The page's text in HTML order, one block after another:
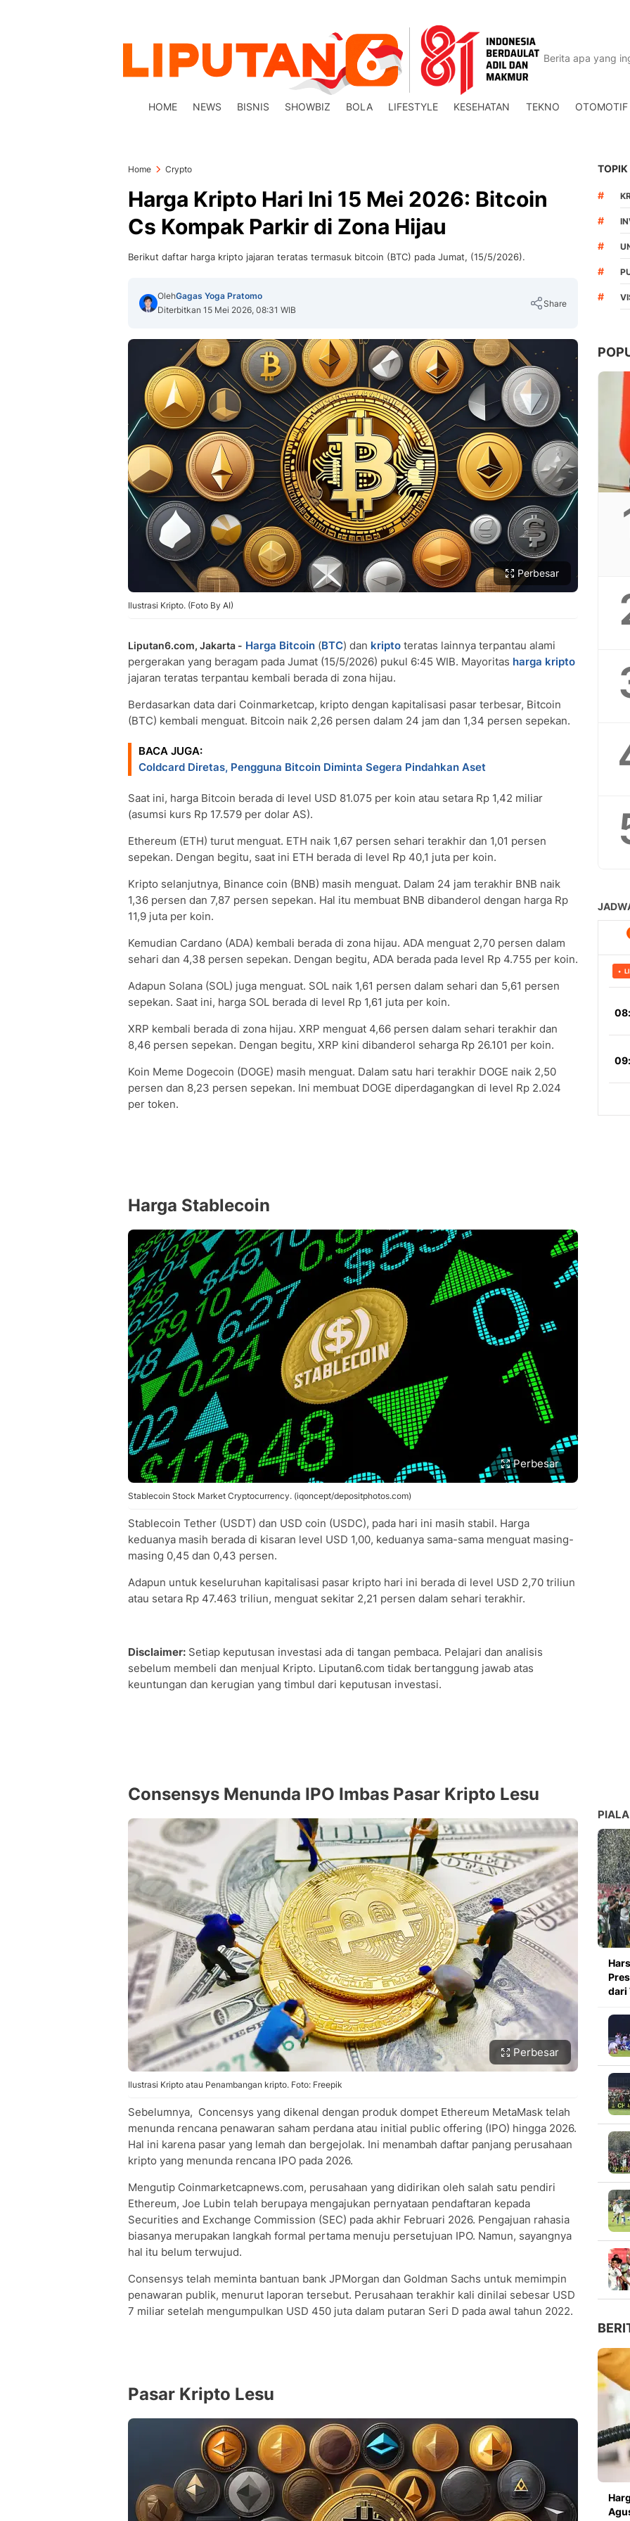
HOME NEWS BISNIS SHOWBIZ BOLA LIFESTYLE KESEHATAN TEKNO OTOMOTIF
Home Crypto
Harga Kripto Hari Ini 15 Mei 2026: Bitcoin
Cs Kompak Parkir di Zona Hijau
Berikut daftar harga kripto jajaran teratas termasuk bitcoin (BTC) pada Jumat, (15/5/2026).
OlehGagas Yoga Pratomo
Diterbitkan 15 Mei 2026, 08:31 WIB
Share
Copy Link
Perbesar
Ilustrasi Kripto. (Foto By AI)
Liputan6.com, Jakarta - Harga Bitcoin (BTC) dan kripto teratas lainnya terpantau alami
pergerakan yang beragam pada Jumat (15/5/2026) pukul 6:45 WIB. Mayoritas harga kripto
jajaran teratas terpantau kembali berada di zona hijau.
Berdasarkan data dari Coinmarketcap, kripto dengan kapitalisasi pasar terbesar, Bitcoin
(BTC) kembali menguat. Bitcoin naik 2,26 persen dalam 24 jam dan 1,34 persen sepekan.
BACA JUGA:
Coldcard Diretas, Pengguna Bitcoin Diminta Segera Pindahkan Aset
Saat ini, harga Bitcoin berada di level USD 81.075 per koin atau setara Rp 1,42 miliar
(asumsi kurs Rp 17.579 per dolar AS).
Ethereum (ETH) turut menguat. ETH naik 1,67 persen sehari terakhir dan 1,01 persen
sepekan. Dengan begitu, saat ini ETH berada di level Rp 40,1 juta per koin.
Kripto selanjutnya, Binance coin (BNB) masih menguat. Dalam 24 jam terakhir BNB naik
1,36 persen dan 7,87 persen sepekan. Hal itu membuat BNB dibanderol dengan harga Rp
11,9 juta per koin.
Kemudian Cardano (ADA) kembali berada di zona hijau. ADA menguat 2,70 persen dalam
sehari dan 4,38 persen sepekan. Dengan begitu, ADA berada pada level Rp 4.755 per koin.
Adapun Solana (SOL) juga menguat. SOL naik 1,61 persen dalam sehari dan 5,61 persen
sepekan. Saat ini, harga SOL berada di level Rp 1,61 juta per koin.
XRP kembali berada di zona hijau. XRP menguat 4,66 persen dalam sehari terakhir dan
8,46 persen sepekan. Dengan begitu, XRP kini dibanderol seharga Rp 26.101 per koin.
Koin Meme Dogecoin (DOGE) masih menguat. Dalam satu hari terakhir DOGE naik 2,50
persen dan 8,23 persen sepekan. Ini membuat DOGE diperdagangkan di level Rp 2.024
per token.
Harga Stablecoin
Perbesar
Stablecoin Stock Market Cryptocurrency. (iqoncept/depositphotos.com)
Stablecoin Tether (USDT) dan USD coin (USDC), pada hari ini masih stabil. Harga
keduanya masih berada di kisaran level USD 1,00, keduanya sama-sama menguat masing-
masing 0,45 dan 0,43 persen.
Adapun untuk keseluruhan kapitalisasi pasar kripto hari ini berada di level USD 2,70 triliun
atau setara Rp 47.463 triliun, menguat sekitar 2,21 persen dalam sehari terakhir.
Disclaimer: Setiap keputusan investasi ada di tangan pembaca. Pelajari dan analisis
sebelum membeli dan menjual Kripto. Liputan6.com tidak bertanggung jawab atas
keuntungan dan kerugian yang timbul dari keputusan investasi.
Consensys Menunda IPO Imbas Pasar Kripto Lesu
Perbesar
Ilustrasi Kripto atau Penambangan kripto. Foto: Freepik
Sebelumnya, Concensys yang dikenal dengan produk dompet Ethereum MetaMask telah
menunda rencana penawaran saham perdana atau initial public offering (IPO) hingga 2026.
Hal ini karena pasar yang lemah dan bergejolak. Ini menambah daftar panjang perusahaan
kripto yang menunda rencana IPO pada 2026.
Mengutip Coinmarketcapnews.com, perusahaan yang didirikan oleh salah satu pendiri
Ethereum, Joe Lubin telah berupaya mengajukan pernyataan pendaftaran kepada
Securities and Exchange Commission (SEC) pada akhir Februari 2026. Pengajuan rahasia
biasanya merupakan langkah formal pertama menuju persetujuan IPO. Namun, sayangnya
hal itu belum terwujud.
Consensys telah meminta bantuan bank JPMorgan dan Goldman Sachs untuk memimpin
penawaran publik, menurut laporan tersebut. Perusahaan terakhir kali dinilai sebesar USD
7 miliar setelah mengumpulkan USD 450 juta dalam putaran Seri D pada awal tahun 2022.
Pasar Kripto Lesu
TOPIK
#
#
#
#
#
dari